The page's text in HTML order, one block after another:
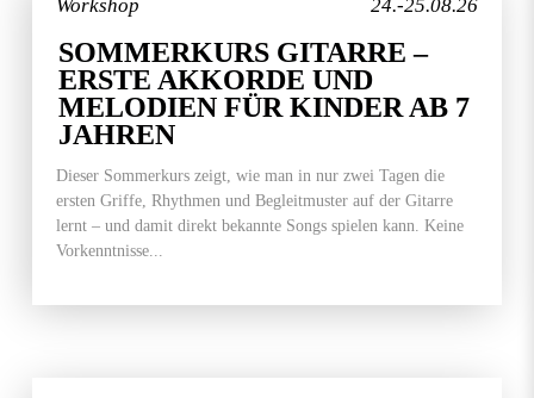
24.-25.08.26
Workshop
SOMMERKURS GITARRE –
ERSTE AKKORDE UND
MELODIEN FÜR KINDER AB 7
JAHREN
Dieser Sommerkurs zeigt, wie man in nur zwei Tagen die
ersten Griffe, Rhythmen und Begleitmuster auf der Gitarre
lernt – und damit direkt bekannte Songs spielen kann. Keine
Vorkenntnisse...